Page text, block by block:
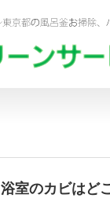
浴室のカビはど